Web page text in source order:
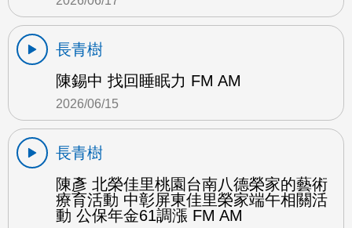
長青樹
陳錫中 找回睡眠力 FM AM
2026/06/15
長青樹
陳彥 北榮佳里桃園台南八德榮家的藝術
療育活動 中彰屏東佳里榮家端午相關活
動 公保年金61調漲 FM AM